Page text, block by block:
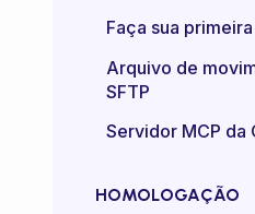
Certificado
control)
Faça sua
Arquivo de
SFTP
Servidor MCP da
HOMOLOGAÇÃO